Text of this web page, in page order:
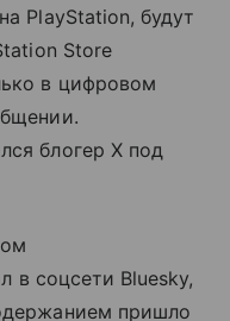
PlayStation, будут
Store
в цифровом
блогер X под
в соцсети Bluesky,
пришло